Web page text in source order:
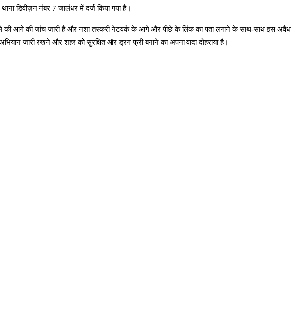
डिवीज़न नंबर 7 जालंधर में दर्ज किया गया है।
की आगे की जांच जारी है और नशा तस्करी नेटवर्क के आगे और पीछे के लिंक का पता लगाने के साथ-साथ इस अवैध
जारी रखने और शहर को सुरक्षित और ड्रग फ्री बनाने का अपना वादा दोहराया है।